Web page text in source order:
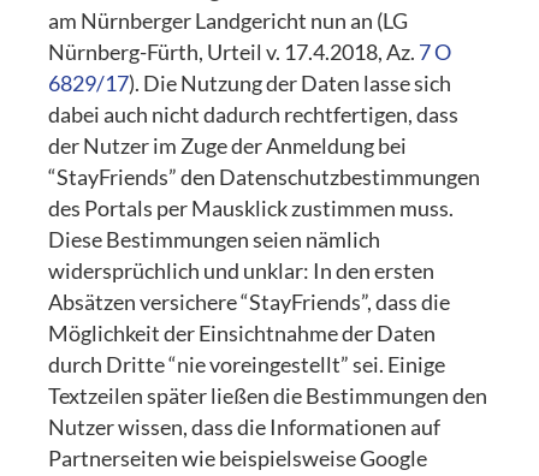
am Nürnberger Landgericht nun an (LG
Nürnberg-Fürth, Urteil v. 17.4.2018, Az. 7 O
6829/17). Die Nutzung der Daten lasse sich
dabei auch nicht dadurch rechtfertigen, dass
der Nutzer im Zuge der Anmeldung bei
“StayFriends” den Datenschutzbestimmungen
des Portals per Mausklick zustimmen muss.
Diese Bestimmungen seien nämlich
widersprüchlich und unklar: In den ersten
Absätzen versichere “StayFriends”, dass die
Möglichkeit der Einsichtnahme der Daten
durch Dritte “nie voreingestellt” sei. Einige
Textzeilen später ließen die Bestimmungen den
Nutzer wissen, dass die Informationen auf
Partnerseiten wie beispielsweise Google